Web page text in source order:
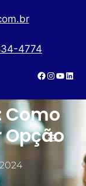
4774
Como
Opção